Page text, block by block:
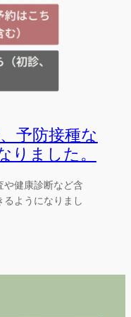
予防接種な
りました。
や健康診断など含
ようになりまし